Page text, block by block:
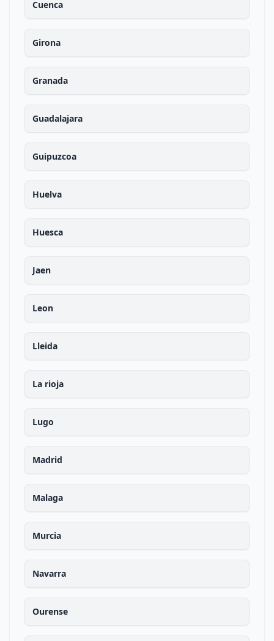
Cuenca
Girona
Granada
Guadalajara
Guipuzcoa
Huelva
Huesca
Jaen
Leon
Lleida
La rioja
Lugo
Madrid
Malaga
Murcia
Navarra
Ourense